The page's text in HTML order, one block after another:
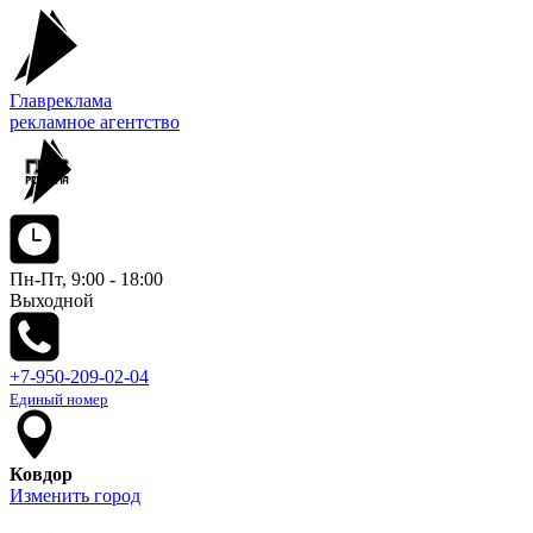
Главреклама
рекламное агентство
Пн-Пт, 9:00 - 18:00
Выходной
+7-950-209-02-04
Единый номер
Ковдор
Изменить город